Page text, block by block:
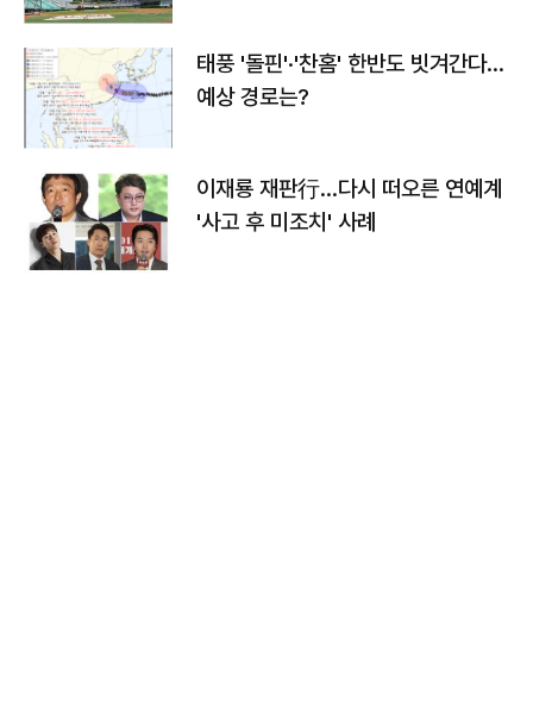
태풍 '돌핀'·'찬홈' 한반도 빗겨간다…
예상 경로는?
이재룡 재판行…다시 떠오른 연예계
'사고 후 미조치' 사례